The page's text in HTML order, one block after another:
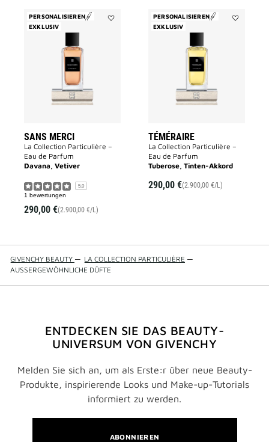
PERSONALISIEREN
EXKLUSIV
SANS MERCI
La Collection Particulière –
Eau de Parfum
Davana, Vetiver
5.0
1 bewertungen
290,00 €(2.900,00 €/L)
PERSONALISIEREN
EXKLUSIV
TÉMÉRAIRE
La Collection Particulière –
Eau de Parfum
Tuberose, Tinten-Akkord
290,00 €(2.900,00 €/L)
GIVENCHY BEAUTY — LA COLLECTION PARTICULIÈRE —
AUSSERGEWÖHNLICHE DÜFTE
ENTDECKEN SIE DAS BEAUTY-
UNIVERSUM VON GIVENCHY
Melden Sie sich an, um als Erste:r über neue Beauty-
Produkte, inspirierende Looks und Make-up-Tutorials
informiert zu werden.
ABONNIEREN